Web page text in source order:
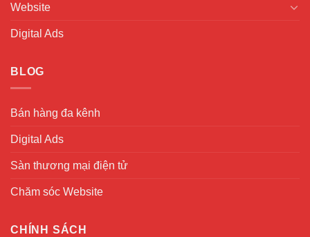
Website
Digital Ads
BLOG
Bán hàng đa kênh
Digital Ads
Sàn thương mại điện tử
Chăm sóc Website
CHÍNH SÁCH